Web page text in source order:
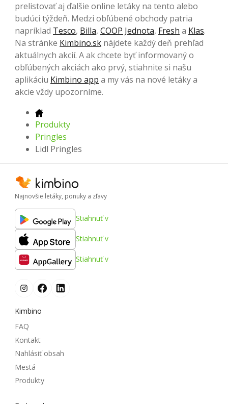
prelistovať aj ďalšie online letáky na tento alebo
budúci týždeň. Medzi obľúbené obchody patria
napríklad Tesco, Billa, COOP Jednota, Fresh a Klas.
Na stránke Kimbino.sk nájdete každý deň prehľad
aktuálnych akcií. A ak chcete byť informovaný o
obľúbených akciách ako prvý, stiahnite si našu
aplikáciu Kimbino app a my vás na nové letáky a
akcie vždy upozorníme.
Produkty
Pringles
Lidl Pringles
Najnovšie letáky, ponuky a zľavy
Stiahnuť v
Stiahnuť v
Stiahnuť v
Kimbino
FAQ
Kontakt
Nahlásiť obsah
Mestá
Produkty